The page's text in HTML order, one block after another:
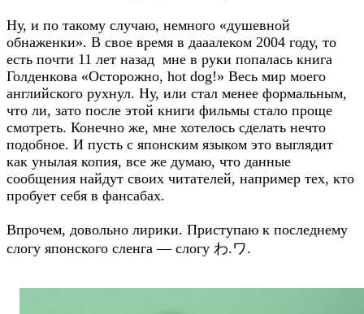
Ну, и по такому случаю, немного «душевной
обнаженки». В свое время в дааалеком 2004 году, то
есть почти 11 лет назад мне в руки попалась книга
Голденкова «Осторожно, hot dog!» Весь мир моего
английского рухнул. Ну, или стал менее формальным,
что ли, зато после этой книги фильмы стало проще
смотреть. Конечно же, мне хотелось сделать нечто
подобное. И пусть с японским языком это выглядит
как унылая копия, все же думаю, что данные
сообщения найдут своих читателей, например тех, кто
пробует себя в фансабах.
Впрочем, довольно лирики. Приступаю к последнему
слогу японского сленга — слогу わ.ワ.